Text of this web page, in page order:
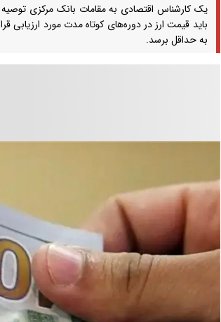
یک کارشناس اقتصادی به مقامات بانک مرکزی
باید قیمت ارز در دوره‌های کوتاه مدت مورد ارزیابی
به حداقل برسد.